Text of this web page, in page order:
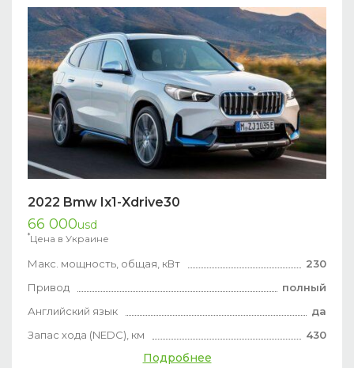
2022 Bmw Ix1-Xdrive30
66 000usd
*Цена в Украине
Макс. мощность, общая, кВт
230
Привод
полный
Английский язык
да
Запас хода (NEDC), км
430
Подробнее